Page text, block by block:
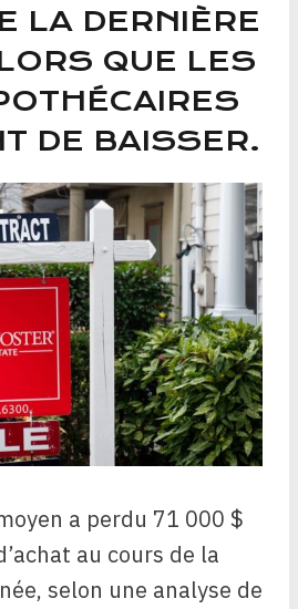
LA DERNIÈRE
QUE LES
DE BAISSER.
a perdu 71 000 $
au cours de la
selon une analyse de